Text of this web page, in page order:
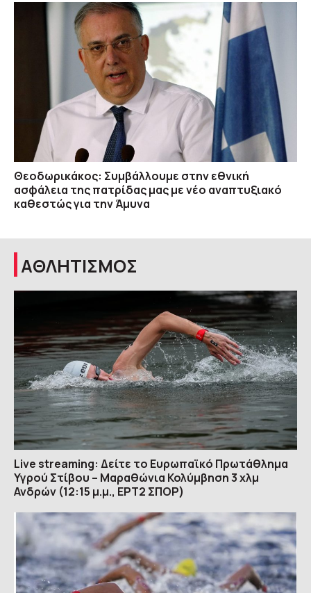
Θεοδωρικάκος: Συμβάλλουμε στην εθνική
ασφάλεια της πατρίδας μας με νέο αναπτυξιακό
καθεστώς για την Άμυνα
ΑΘΛΗΤΙΣΜΟΣ
Live streaming: Δείτε το Ευρωπαϊκό Πρωτάθλημα
Υγρού Στίβου – Μαραθώνια Κολύμβηση 3 χλμ
Ανδρών (12:15 μ.μ., ΕΡΤ2 ΣΠΟΡ)